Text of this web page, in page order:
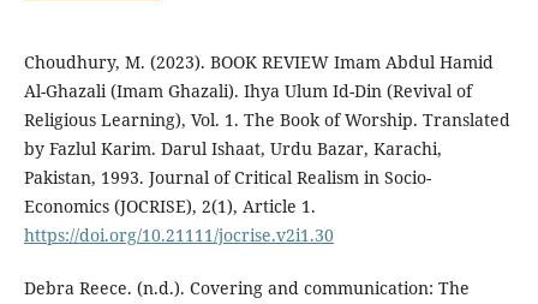
Choudhury, M. (2023). BOOK REVIEW Imam Abdul Hamid
Al-Ghazali (Imam Ghazali). Ihya Ulum Id-Din (Revival of
Religious Learning), Vol. 1. The Book of Worship. Translated
by Fazlul Karim. Darul Ishaat, Urdu Bazar, Karachi,
Pakistan, 1993. Journal of Critical Realism in Socio-
Economics (JOCRISE), 2(1), Article 1.
https://doi.org/10.21111/jocrise.v2i1.30
Debra Reece. (n.d.). Covering and communication: The